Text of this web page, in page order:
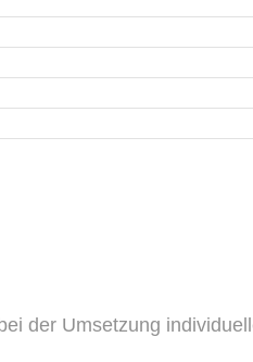
der Umsetzung